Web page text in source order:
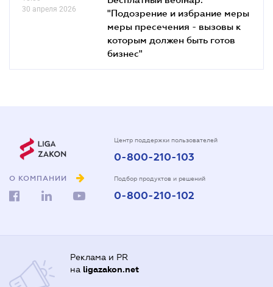
30 апреля 2026
"Подозрение и избрание меры
меры пресечения - вызовы к
которым должен быть готов
бизнес"
О КОМПАНИИ
Центр поддержки пользователей
0-800-210-103
Подбор продуктов и решений
0-800-210-102
Реклама и PR
на ligazakon.net